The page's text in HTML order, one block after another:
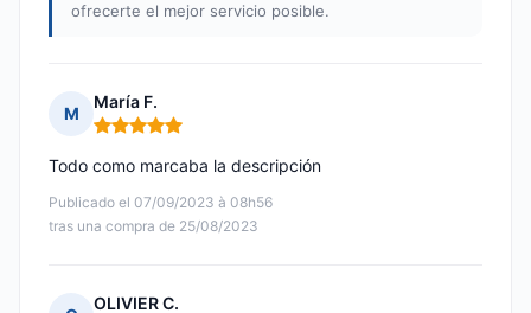
ofrecerte el mejor servicio posible.
M
María F.
Nota: 5 de 5
Publicado el 07/09/2023 à 08h56
tras una compra de 25/08/2023
Todo como marcaba la descripción
OLIVIER C.